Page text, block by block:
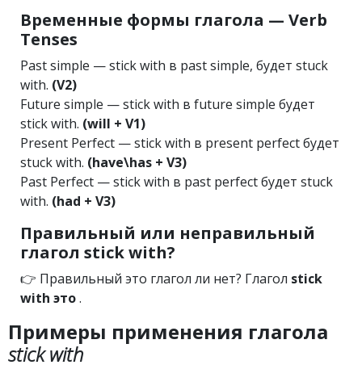
Временные формы глагола — Verb
Tenses
Past simple — stick with в past simple, будет stuck
with. (V2)
Future simple — stick with в future simple будет
stick with. (will + V1)
Present Perfect — stick with в present perfect будет
stuck with. (have\has + V3)
Past Perfect — stick with в past perfect будет stuck
with. (had + V3)
Правильный или неправильный
глагол stick with?
👉 Правильный это глагол ли нет? Глагол stick
with это.
Примеры применения глагола
stick with